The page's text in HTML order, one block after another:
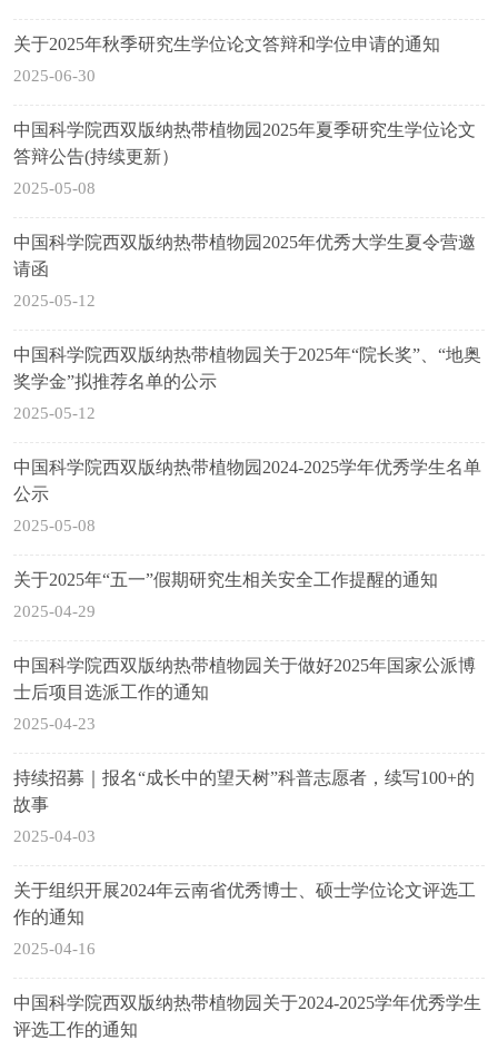
关于2025年秋季研究生学位论文答辩和学位申请的通知
2025-06-30
中国科学院西双版纳热带植物园2025年夏季研究生学位论文
答辩公告(持续更新）
2025-05-08
中国科学院西双版纳热带植物园2025年优秀大学生夏令营邀
请函
2025-05-12
中国科学院西双版纳热带植物园关于2025年“院长奖”、“地奥
奖学金”拟推荐名单的公示
2025-05-12
中国科学院西双版纳热带植物园2024-2025学年优秀学生名单
公示
2025-05-08
关于2025年“五一”假期研究生相关安全工作提醒的通知
2025-04-29
中国科学院西双版纳热带植物园关于做好2025年国家公派博
士后项目选派工作的通知
2025-04-23
持续招募｜报名“成长中的望天树”科普志愿者，续写100+的
故事
2025-04-03
关于组织开展2024年云南省优秀博士、硕士学位论文评选工
作的通知
2025-04-16
中国科学院西双版纳热带植物园关于2024-2025学年优秀学生
评选工作的通知